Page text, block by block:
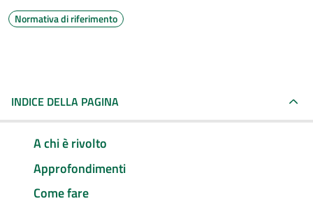
Normativa di riferimento
INDICE DELLA PAGINA
A chi è rivolto
Approfondimenti
Come fare